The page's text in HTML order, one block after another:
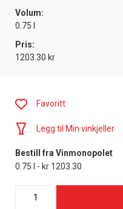
Volum:
0.75 l
Pris:
1203.30 kr
Favoritt
Legg til Min vinkjeller
Bestill fra Vinmonopolet
0.75 l - kr 1203.30